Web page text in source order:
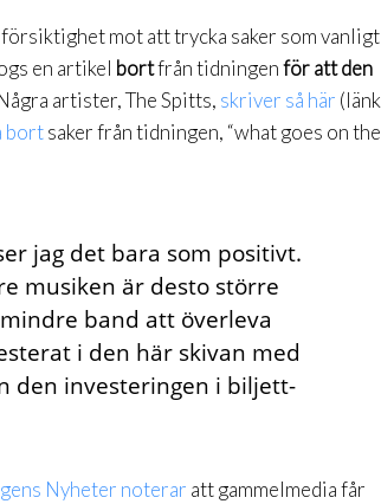
mot att trycka saker som vanligt
en artikel bortfrån tidningenför att den
artister, The Spitts, skriver så här (länk
bortsaker från tidningen, “what goes on the
jag det bara som positivt.
musiken är desto större
band att överleva
i den här skivan med
den investeringen i biljett-
Nyheter noterar att gammelmedia får